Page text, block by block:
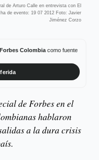
de Arturo Calle en entrevista con El
de evento: 19 07 2012 Foto: Javier
Jiménez Corzo
Forbes Colombiacomo fuente
de Forbes en el
hablaron
a la dura crisis